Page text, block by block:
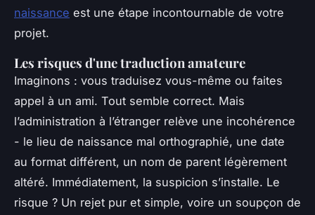
naissance est une étape incontournable de votre
projet.
Les risques d'une traduction amateure
Imaginons : vous traduisez vous-même ou faites
appel à un ami. Tout semble correct. Mais
l’administration à l’étranger relève une incohérence
- le lieu de naissance mal orthographié, une date
au format différent, un nom de parent légèrement
altéré. Immédiatement, la suspicion s’installe. Le
risque ? Un rejet pur et simple, voire un soupçon de